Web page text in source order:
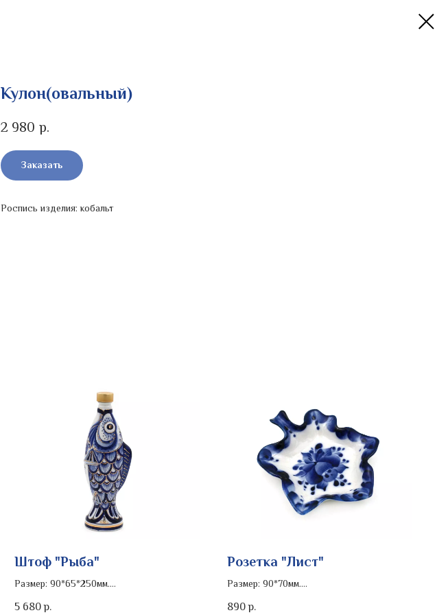
Кулон(овальный)
2 980 р.
Заказать
Роспись изделия: кобальт
Штоф "Рыба"
Размер: 90*65*250мм.
Роспись изделия: золото
5 680 р.
Розетка "Лист"
Размер: 90*70мм.
890 р.